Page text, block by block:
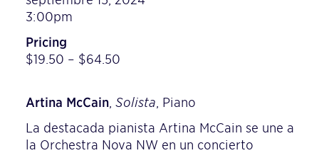
3:00pm
Pricing
$19.50 – $64.50
Artina McCain Solista , Piano
La destacada pianista Artina McCain se une a
la Orchestra Nova NW en un concierto